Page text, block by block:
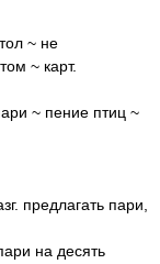
~ не
~ карт.
~ пение птиц ~
предлагать пари,
на десять